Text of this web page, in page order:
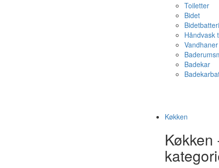
Toiletter
Bidet
Håndvask
Badekar
Køkken
Køkken